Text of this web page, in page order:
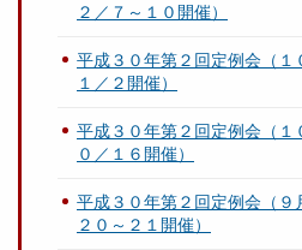
２／７～１０開催）
平成３０年第２回定例会（１
１／２開催）
平成３０年第２回定例会（１
０／１６開催）
平成３０年第２回定例会（９
２０～２１開催）